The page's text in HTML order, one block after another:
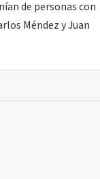
de personas con
Méndez y Juan